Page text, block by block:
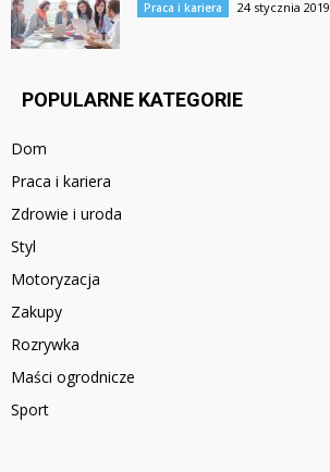
Praca i kariera 24 stycznia 2019
POPULARNE KATEGORIE
Dom
Praca i kariera
Zdrowie i uroda
Styl
Motoryzacja
Zakupy
Rozrywka
Maści ogrodnicze
Sport